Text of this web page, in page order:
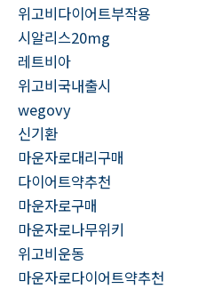
위고비다이어트부작용
시알리스20mg
레트비아
위고비국내출시
wegovy
신기환
마운자로대리구매
다이어트약추천
마운자로구매
마운자로나무위키
위고비운동
마운자로다이어트약추천